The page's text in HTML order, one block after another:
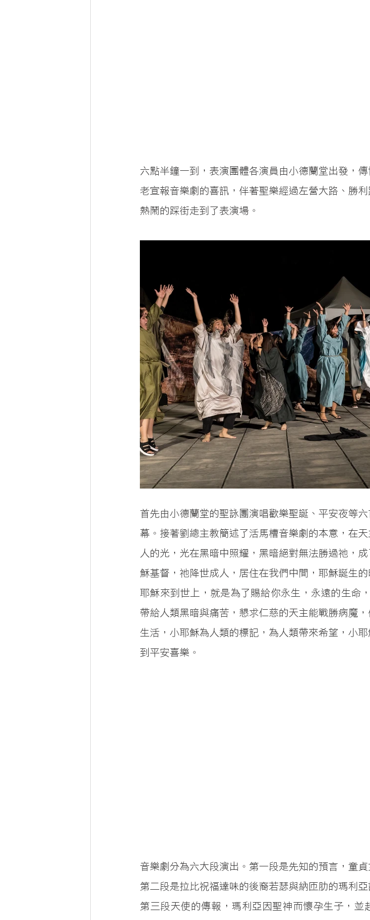
六點半鐘一到，表演團體各演員由小德蘭堂出發，
老宣報音樂劇的喜訊，伴著聖樂經過左營大路、勝
熱鬧的踩街走到了表演場。
首先由小德蘭堂的聖詠團演唱歡樂聖誕、平安夜等
幕。接著劉總主教簡述了活馬槽音樂劇的本意，在
人的光，光在黑暗中照耀，黑暗絕對無法勝過祂，
穌基督，祂降世成人，居住在我們中間，耶穌誕生
耶穌來到世上，就是為了賜給你永生，永遠的生命
帶給人類黑暗與痛苦，懇求仁慈的天主能戰勝病魔
生活，小耶穌為人類的標記，為人類帶來希望，小
到平安喜樂。
音樂劇分為六大段演出。第一段是先知的預言，童
第二段是拉比祝福達味的後裔若瑟與納匝肋的瑪利
第三段天使的傳報，瑪利亞因聖神而懷孕生子，並